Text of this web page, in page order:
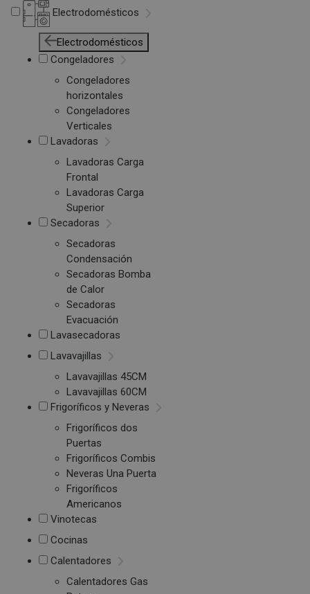
Electrodomésticos
Electrodomésticos
Congeladores
Congeladores
horizontales
Congeladores
Verticales
Lavadoras
Lavadoras Carga
Frontal
Lavadoras Carga
Superior
Secadoras
Secadoras
Condensación
Secadoras Bomba
de Calor
Secadoras
Evacuación
Lavasecadoras
Lavavajillas
Lavavajillas 45CM
Lavavajillas 60CM
Frigoríficos y Neveras
Frigoríficos dos
Puertas
Frigoríficos Combis
Neveras Una Puerta
Frigoríficos
Americanos
Vinotecas
Cocinas
Calentadores
Calentadores Gas